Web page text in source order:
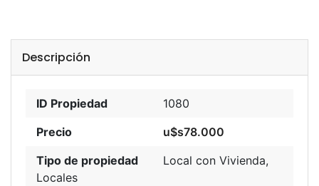
Descripción
ID Propiedad
1080
Precio
u$s78.000
Tipo de propiedad
Local con Vivienda,
Locales